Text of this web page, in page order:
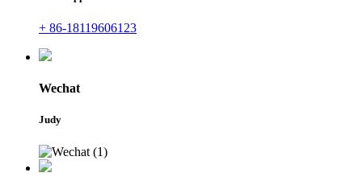
+ 86-18119606123
Wechat
Judy